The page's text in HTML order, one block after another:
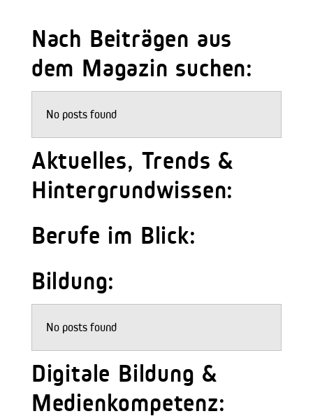
Nach Beiträgen aus
dem Magazin suchen:
No posts found
Aktuelles, Trends &
Hintergrundwissen:
Berufe im Blick:
Bildung:
No posts found
Digitale Bildung &
Medienkompetenz: